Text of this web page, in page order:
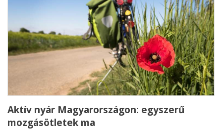
Aktív nyár Magyarországon: egyszerű
mozgásötletek ma